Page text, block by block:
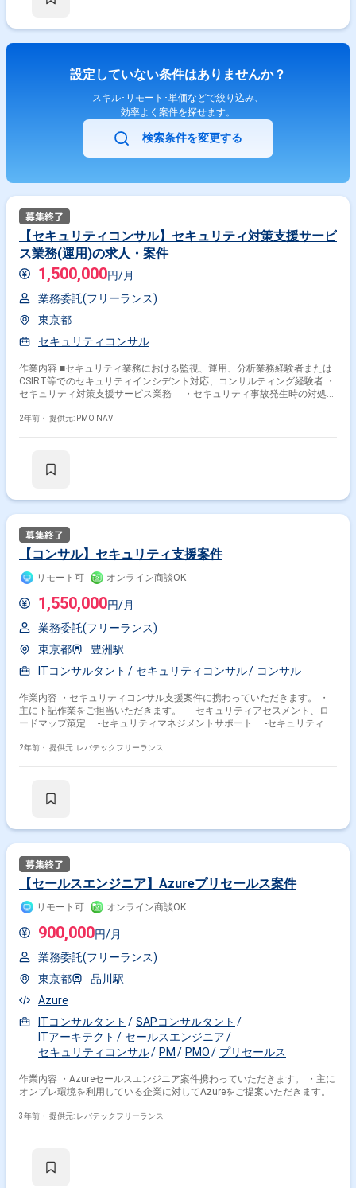
設定していない条件はありませんか？
スキル･リモート･単価などで絞り込み、
効率よく案件を探せます。
検索条件を変更する
【セキュリティコンサル】セキュリティ対策支援サービ
ス業務(運用)の求人・案件
1,500,000円/月
業務委託(フリーランス)
東京都
セキュリティコンサル
作業内容 ■セキュリティ業務における監視、運用、分析業務経験者または
CSIRT等でのセキュリティインシデント対応、コンサルティング経験者 ・
セキュリティ対策支援サービス業務 ・セキュリティ事故発生時の対処計
対応（原因追及、対応策の検討、対処） ・定常時の業務（脆弱性情報収
2年前・ 提供元: PMO NAVI
【コンサル】セキュリティ支援案件
リモート可 オンライン商談OK
1,550,000円/月
業務委託(フリーランス)
東京都
豊洲駅
ITコンサルタント
セキュリティコンサル コンサル
作業内容 ・セキュリティコンサル支援案件に携わっていただきます。 ・
主に下記作業をご担当いただきます。 -セキュリティアセスメント、ロ
ードマップ策定 -セキュリティマネジメントサポート -セキュリティ認
ペネトレーションテスト)のシナリオ作成
2年前・ 提供元: レバテックフリーランス
【セールスエンジニア】Azureプリセールス案件
リモート可 オンライン商談OK
900,000円/月
業務委託(フリーランス)
東京都
品川駅
Azure
ITコンサルタント
SAPコンサルタント
ITアーキテクト
セールスエンジニア
セキュリティコンサル
PM PMO プリセールス
作業内容 ・Azureセールスエンジニア案件携わっていただきます。 ・主に
オンプレ環境を利用している企業に対してAzureをご提案いただきます。
3年前・ 提供元: レバテックフリーランス